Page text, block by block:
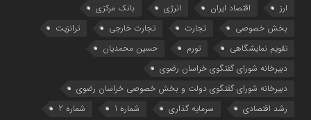
ارز
اقتصاد ایران انرژی
بانک مرکزی
بخش خصوصی
تجارت تجارت خارجی
ترانزیت
تقویم نمایشگاهی
تورم
حسین محمدیان
دبیرخانه شورای گفتگوی خراسان رضوی
دبیرخانه شورای گفتگوی دولت و بخش خصوصی خراسان رضوی
رشد اقتصادی
سرمایه گذاری شماره 1 شماره 2